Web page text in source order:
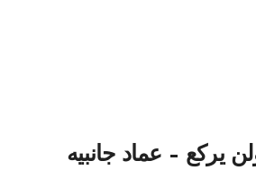
يركع – عماد جانبيه